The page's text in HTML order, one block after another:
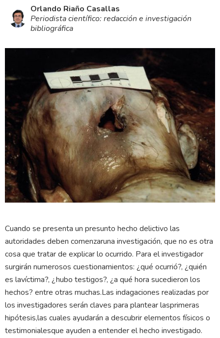
Orlando Riaño Casallas
Periodista cientí­fico: redacción e investigación
bibliográfica
Cuando se presenta un presunto hecho delictivo las
autoridades deben comenzaruna investigación, que no es otra
cosa que tratar de explicar lo ocurrido. Para el investigador
surgirán numerosos cuestionamientos: ¿qué ocurrió?, ¿quién
es lavíctima?, ¿hubo testigos?, ¿a qué hora sucedieron los
hechos? entre otras muchas.Las indagaciones realizadas por
los investigadores serán claves para plantear lasprimeras
hipótesis,las cuales ayudarán a descubrir elementos físicos o
testimonialesque ayuden a entender el hecho investigado.